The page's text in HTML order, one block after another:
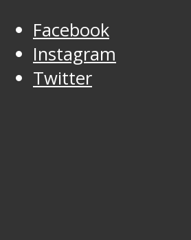
Facebook
Instagram
Twitter